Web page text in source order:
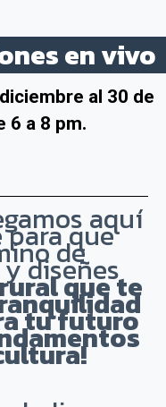
en vivo
al 30 de
6 a 8 pm.
aquí
que
de
diseñes
que te
tu futuro